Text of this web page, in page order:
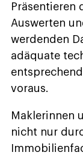
Präsentieren
Auswerten
werdenden
adäquate
voraus.
Maklerinnen
nicht nur